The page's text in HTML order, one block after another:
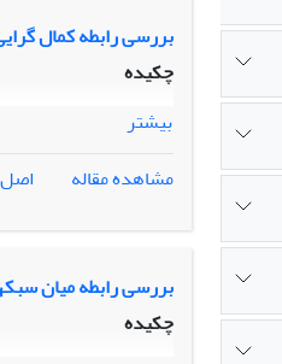
بررسی رابطه کمال
چکیده
بیشتر
مشاهده مقاله
اصل
بررسی رابطه میان
چکیده